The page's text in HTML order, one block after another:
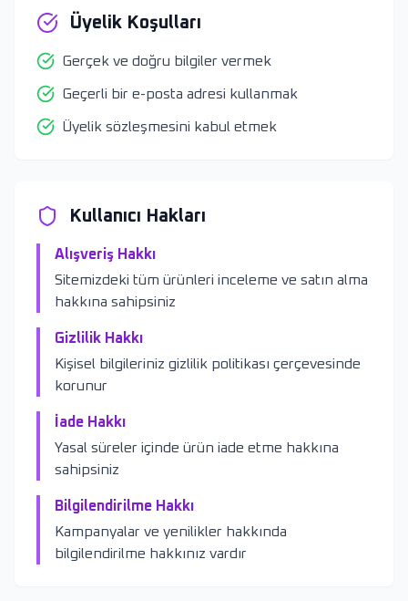
Üyelik Koşulları
Gerçek ve doğru bilgiler vermek
Geçerli bir e-posta adresi kullanmak
Üyelik sözleşmesini kabul etmek
Kullanıcı Hakları
Alışveriş Hakkı
Sitemizdeki tüm ürünleri inceleme ve satın alma
hakkına sahipsiniz
Gizlilik Hakkı
Kişisel bilgileriniz gizlilik politikası çerçevesinde
korunur
İade Hakkı
Yasal süreler içinde ürün iade etme hakkına
sahipsiniz
Bilgilendirilme Hakkı
Kampanyalar ve yenilikler hakkında
bilgilendirilme hakkınız vardır